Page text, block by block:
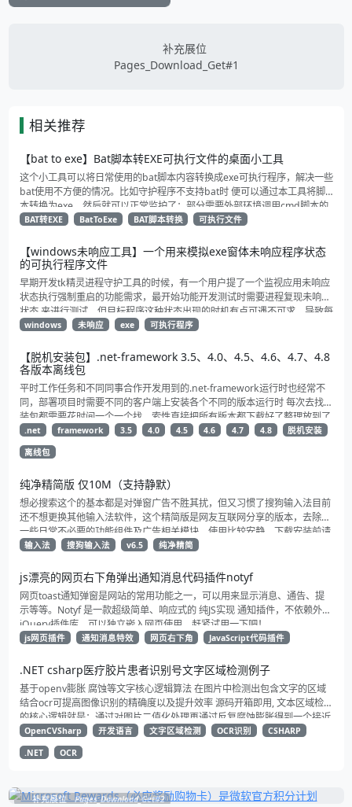
补充展位
Pages_Download_Get#1
相关推荐
【bat to exe】Bat脚本转EXE可执行文件的桌面小工具
这个小工具可以将日常使用的bat脚本内容转换成exe可执行程序，解决一些
bat使用不方便的情况。比如守护程序不支持bat时 便可以通过本工具将脚
本转换为exe，然后就可以正常监护了；部分需要外部环境调用cmd脚本的
可能会有点问题（比如nodejs、node-red相关进程）
BAT转EXE BatToExe BAT脚本转换 可执行文件
【windows未响应工具】一个用来模拟exe窗体未响应程序状态
的可执行程序文件
早期开发tk精灵进程守护工具的时候，有一个用户提了一个监视应用未响应
状态执行强制重启的功能需求，最开始功能开发测试时需要进程复现未响应
状态 来进行测试，但目标程序这种状态出现的时机有点可遇不可求，导致每
次功能验证和测试都比较麻烦，于是就自己花了点时间写了个启动就直接未
windows 未响应 exe 可执行程序
【脱机安装包】.net-framework 3.5、4.0、4.5、4.6、4.7、4.8
各版本离线包
平时工作任务和不同同事合作开发用到的.net-framework运行时也经常不
同，部署项目时需要不同的客户端上安装各个不同的版本运行时 每次去找安
装包都需要花时间一个一个找，索性直接把所有版本都下载好了整理放到了
一起方便以后下载和转存。 其中包含了自.net 3.5以来3.5、4.0、4.5、
4.6、4.7、4.8各个版本发布的的运行时离线安装包
.net framework 3.5 4.0 4.5 4.6 4.7 4.8
脱机安装
离线包
纯净精简版 仅10M（支持静默）
想必搜索这个的基本都是对弹窗广告不胜其扰，但又习惯了搜狗输入法目前
还不想更换其他输入法软件，这个精简版是网友互联网分享的版本，去除了
一些日常不必要的功能组件及广告相关模块，使用比较安静，下载安装前请
自行杀一下毒
输入法 搜狗输入法 v6.5 纯净精简
js漂亮的网页右下角弹出通知消息代码插件notyf
网页toast通知弹窗是网站的常用功能之一，可以用来显示消息、通告、提
示等等。Notyf 是一款超级简单、响应式的 纯JS实现 通知插件，不依赖外部
jQuery插件库，可以独立嵌入网页使用。赶紧试用一下吧！
js网页插件 通知消息特效 网页右下角 JavaScript代码插件
.NET csharp医疗胶片患者识别号文字区域检测例子
基于openv膨胀 腐蚀等文字核心逻辑算法 在图片中检测出包含文字的区域
结合ocr可提高图像识别的精确度以及提升效率 源码开箱即用, 文本区域检测
的核心逻辑就是：通过对图片二值化处理再通过反复腐蚀膨胀得到一个接近
矩形的方块 然后将这些矩形框选出来就得到了文本所在区域 再根据一系列
过滤规则提取到我们所需要的区域 进行识别减少不必要的图像识别 以提升
系统整体效率
OpenCVSharp 开发语言 文字区域检测 OCR识别
CSHARP
.NET
OCR
补充展位 Pages_Download_Get#2